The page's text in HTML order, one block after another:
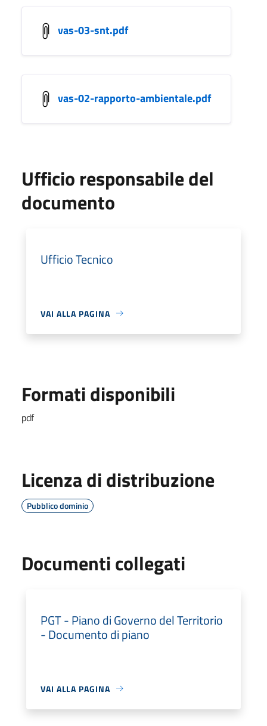
vas-03-snt.pdf
vas-02-rapporto-ambientale.pdf
Ufficio responsabile del
documento
Ufficio Tecnico
VAI ALLA PAGINA
Formati disponibili
pdf
Licenza di distribuzione
Pubblico dominio
Documenti collegati
PGT - Piano di Governo del Territorio
- Documento di piano
VAI ALLA PAGINA